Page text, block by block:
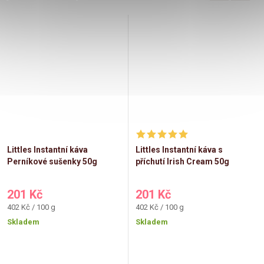
Littles Instantní káva
Perníkové sušenky 50g
201 Kč
Měrná
cena:
402 Kč / 100 g
Skladem
Littles Instantní káva s
příchutí Irish Cream 50g
201 Kč
Měrná
cena:
402 Kč / 100 g
Skladem